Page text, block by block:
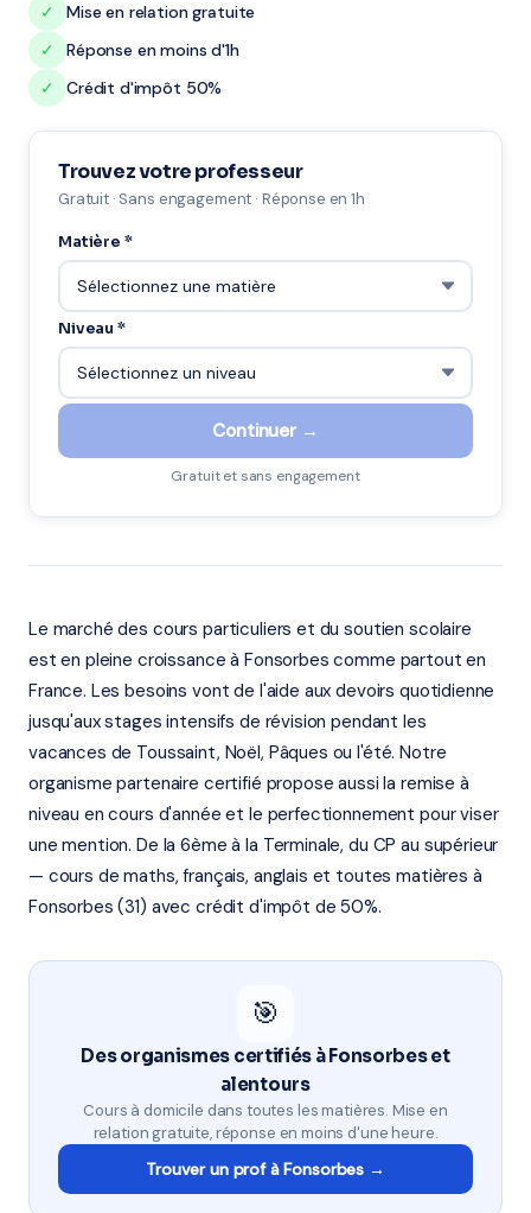
✓
Mise en relation gratuite
✓
Réponse en moins d'1h
✓
Crédit d'impôt 50%
Trouvez votre professeur
Gratuit · Sans engagement · Réponse en 1h
Matière *
Niveau *
Continuer →
Gratuit et sans engagement
Le marché des cours particuliers et du soutien scolaire
est en pleine croissance à Fonsorbes comme partout en
France. Les besoins vont de l'aide aux devoirs quotidienne
jusqu'aux stages intensifs de révision pendant les
vacances de Toussaint, Noël, Pâques ou l'été. Notre
organisme partenaire certifié propose aussi la remise à
niveau en cours d'année et le perfectionnement pour viser
une mention. De la 6ème à la Terminale, du CP au supérieur
— cours de maths, français, anglais et toutes matières à
Fonsorbes (31) avec crédit d'impôt de 50%.
🎯
Des organismes certifiés à Fonsorbes et
alentours
Cours à domicile dans toutes les matières. Mise en
relation gratuite, réponse en moins d'une heure.
Trouver un prof à Fonsorbes →